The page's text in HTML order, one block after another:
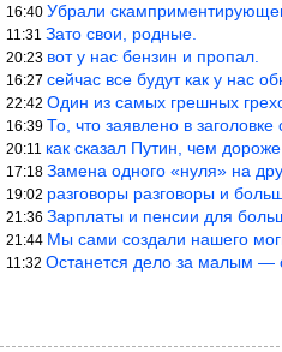
16:40 Убрали скамприментирующего
11:31 Зато свои, родные.
20:23 вот у нас бензин и пропал.
16:27 сейчас все будут как у нас
22:42 Один из самых грешных
16:39 То, что заявлено в заголовке
20:11 как сказал Путин, чем дороже
17:18 Замена одного «нуля» на
19:02 разговоры разговоры и
21:36 Зарплаты и пенсии для
21:44 Мы сами создали нашего
11:32 Останется дело за малым —